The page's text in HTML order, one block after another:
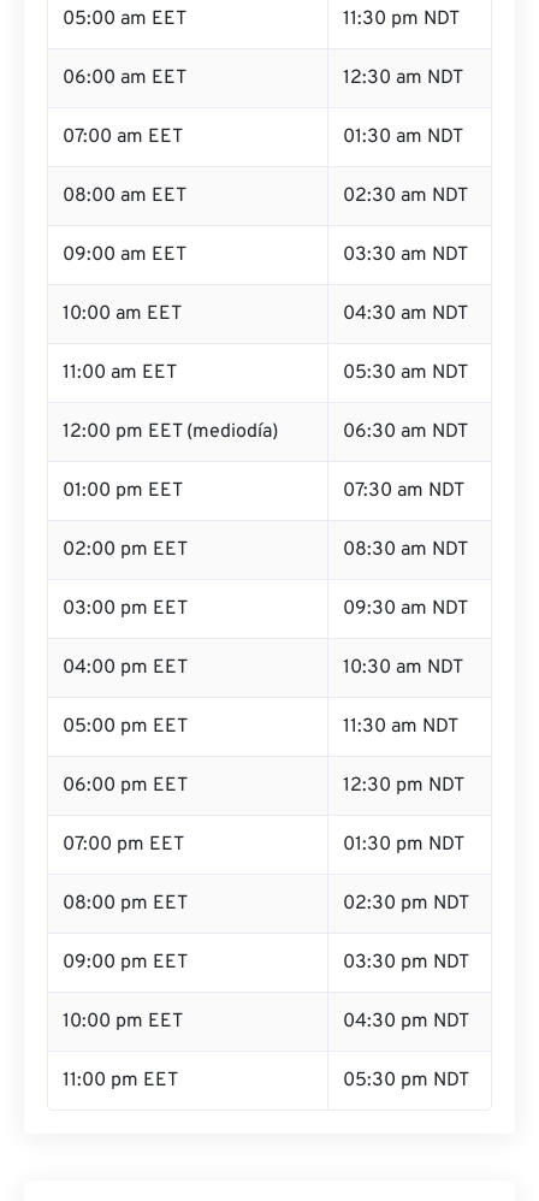
05:00 am EET 11:30 pm NDT
06:00 am EET 12:30 am NDT
07:00 am EET 01:30 am NDT
08:00 am EET 02:30 am NDT
09:00 am EET 03:30 am NDT
10:00 am EET 04:30 am NDT
11:00 am EET 05:30 am NDT
12:00 pm EET (mediodía) 06:30 am NDT
01:00 pm EET 07:30 am NDT
02:00 pm EET 08:30 am NDT
03:00 pm EET 09:30 am NDT
04:00 pm EET 10:30 am NDT
05:00 pm EET 11:30 am NDT
06:00 pm EET 12:30 pm NDT
07:00 pm EET 01:30 pm NDT
08:00 pm EET 02:30 pm NDT
09:00 pm EET 03:30 pm NDT
10:00 pm EET 04:30 pm NDT
11:00 pm EET 05:30 pm NDT